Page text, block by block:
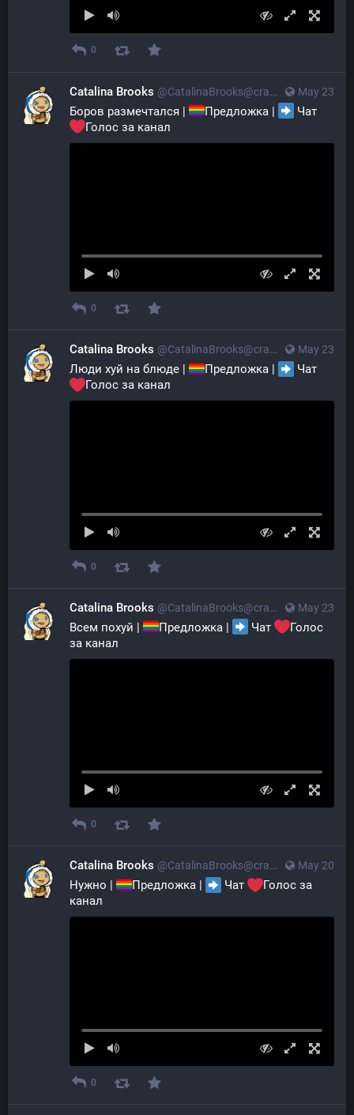
0
May 23
Catalina Brooks @CatalinaBrooks@crazylab.online
Боров размечтался | Предложка |
Чат
Голос за канал
0
May 23
Catalina Brooks @CatalinaBrooks@crazylab.online
Люди хуй на блюде | Предложка |
Чат
Голос за канал
0
May 23
Catalina Brooks @CatalinaBrooks@crazylab.online
Всем похуй | Предложка | Чат
Голос
за канал
0
May 20
Catalina Brooks @CatalinaBrooks@crazylab.online
Нужно | Предложка | Чат
Голос за
канал
0